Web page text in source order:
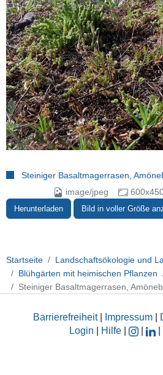
Steiniger Basaltmagerrasen,
image/jpeg
Herunterladen Bild in voller Größe
Startseite
Landschaftsökologie und
Blühgärten mit heimischen Pflanzen
Steiniger Basaltmagerrasen,
Barrierefreiheit| Impressum
Login
Hilfe